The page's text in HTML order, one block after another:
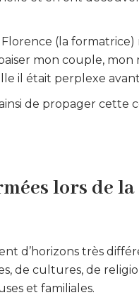
(la
mon couple,
il était perplexe
de propager cette
lors de
d’horizons très
de cultures, de
et familiales.